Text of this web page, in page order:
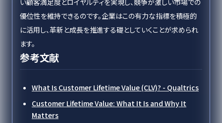
い顧客満足度とロイヤルティを実現し、競争が激しい市場での
優位性を維持できるのです。企業はこの有力な指標を積極的
に活用し、革新と成長を推進する礎としていくことが求められ
ます。
参考文献
What Is Customer Lifetime Value (CLV)? - Qualtrics
Customer Lifetime Value: What It Is and Why It
Matters